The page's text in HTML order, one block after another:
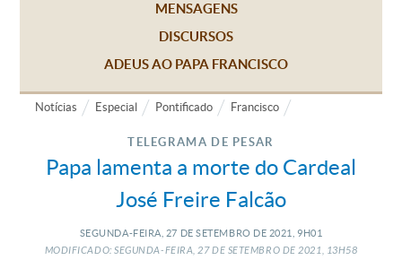
MENSAGENS
DISCURSOS
ADEUS AO PAPA FRANCISCO
Notícias Especial Pontificado Francisco
TELEGRAMA DE PESAR
Papa lamenta a morte do Cardeal
José Freire Falcão
SEGUNDA-FEIRA, 27 DE SETEMBRO DE 2021, 9H01
MODIFICADO: SEGUNDA-FEIRA, 27DE SETEMBRO DE2021, 13H58